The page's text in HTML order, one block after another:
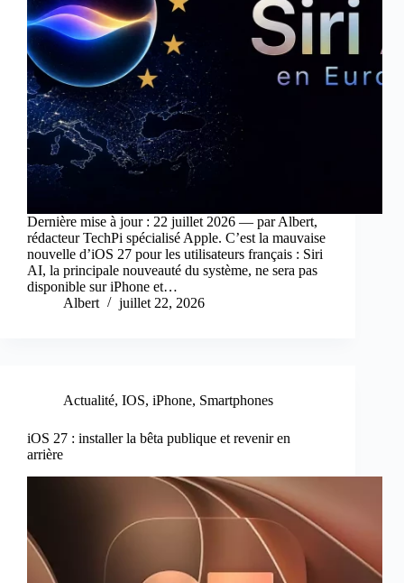
Dernière mise à jour : 22 juillet 2026 — par Albert,
rédacteur TechPi spécialisé Apple. C’est la mauvaise
nouvelle d’iOS 27 pour les utilisateurs français : Siri
AI, la principale nouveauté du système, ne sera pas
disponible sur iPhone et…
Albert
juillet 22, 2026
Actualité, IOS, iPhone, Smartphones
iOS 27 : installer la bêta publique et revenir en
arrière